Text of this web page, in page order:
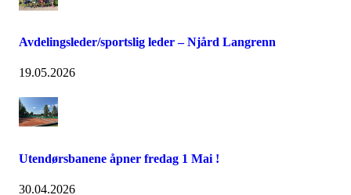
Avdelingsleder/sportslig leder – Njård Langrenn
19.05.2026
Utendørsbanene åpner fredag 1 Mai !
30.04.2026